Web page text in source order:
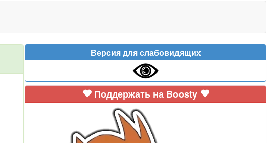
Версия для слабовидящих
Поддержать на Boosty